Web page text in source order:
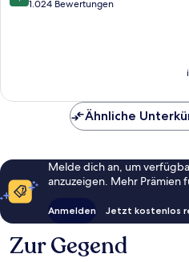
von1.024 Bewertungen
Ähnliche
Melde dich an, um
anzuzeigen. Mehr Prämien
Anmelden Jetzt kostenlos
Zur Gegend